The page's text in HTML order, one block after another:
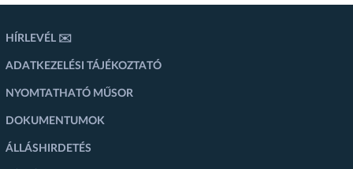
HÍRLEVÉL ✉️
ADATKEZELÉSI TÁJÉKOZTATÓ
NYOMTATHATÓ MŰSOR
DOKUMENTUMOK
ÁLLÁSHIRDETÉS